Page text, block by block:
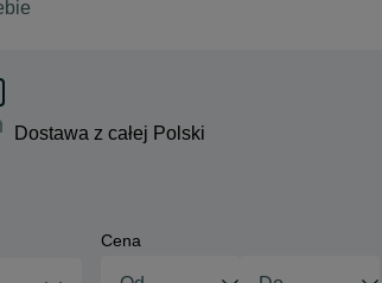
Dostawa z całej Polski
Cena